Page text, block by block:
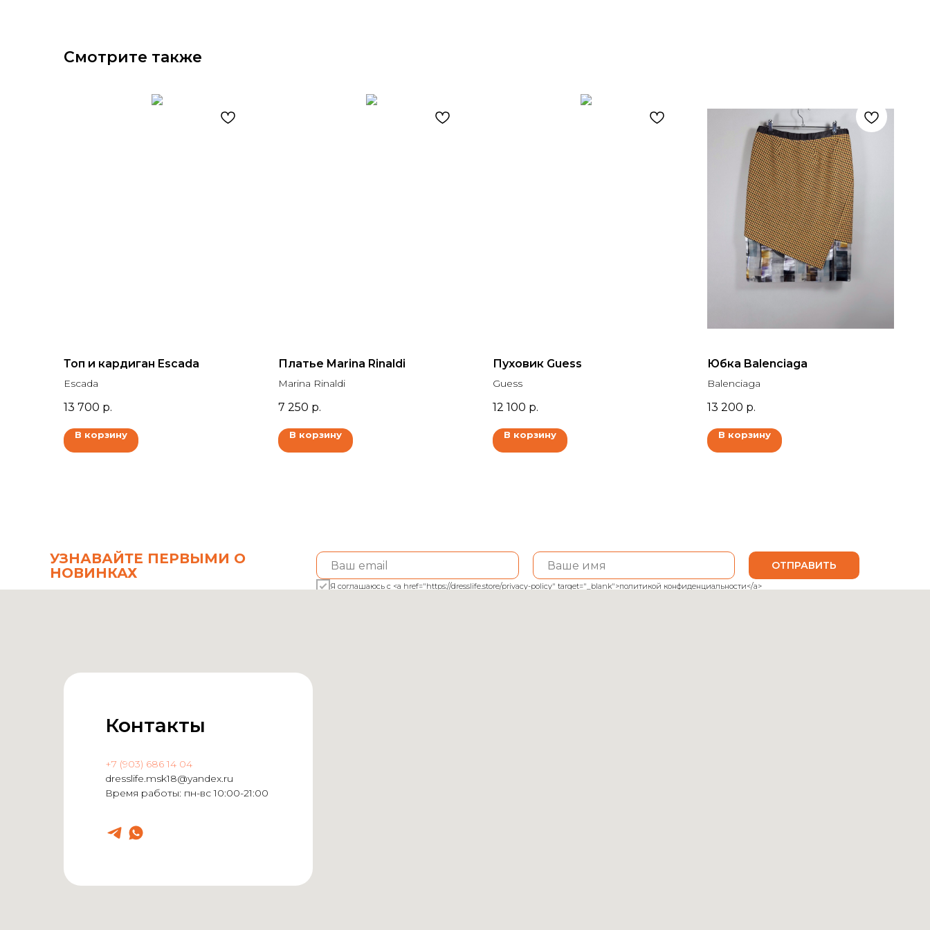
Смотрите также
Топ и кардиган Escada
Escada
13 700 р.
В корзину
Платье Marina Rinaldi
Marina Rinaldi
7 250 р.
В корзину
Пуховик Guess
Guess
12 100 р.
В корзину
Юбка Balenciaga
Balenciaga
13 200 р.
В корзину
Я соглашаюсь с <a href="https://dresslife.store/privacy-policy" target="_blank">политикой конфиденциальности</a>
ОТПРАВИТЬ
УЗНАВАЙТЕ ПЕРВЫМИ О
НОВИНКАХ
Контакты
+7 (903) 686 14 04
dresslife.msk18@yandex.ru
Время работы: пн-вс 10:00-21:00